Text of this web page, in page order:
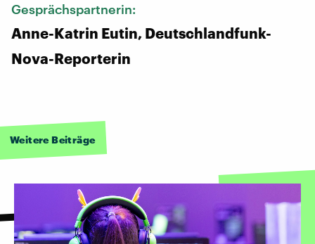
Gesprächspartnerin:
Anne-Katrin Eutin, Deutschlandfunk-
Nova-Reporterin
Weitere Beiträge